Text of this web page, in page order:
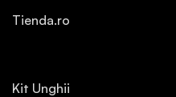
Tienda.ro
Kit Unghii